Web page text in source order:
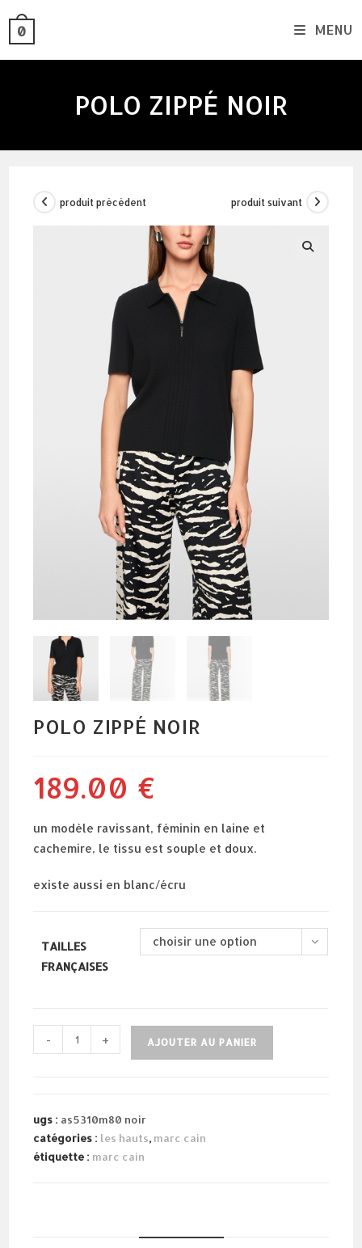
0 MENU
POLO ZIPPÉ NOIR
produit précédent produit suivant
POLO ZIPPÉ NOIR
189.00 €
un modèle ravissant, féminin en laine et
cachemire, le tissu est souple et doux.
existe aussi en blanc/écru
TAILLES
FRANÇAISES
choisir une option
quantité
de
noir
- + AJOUTER AU PANIER
ugs : as5310m80 noir
catégories : les hauts, marc cain
étiquette : marc cain